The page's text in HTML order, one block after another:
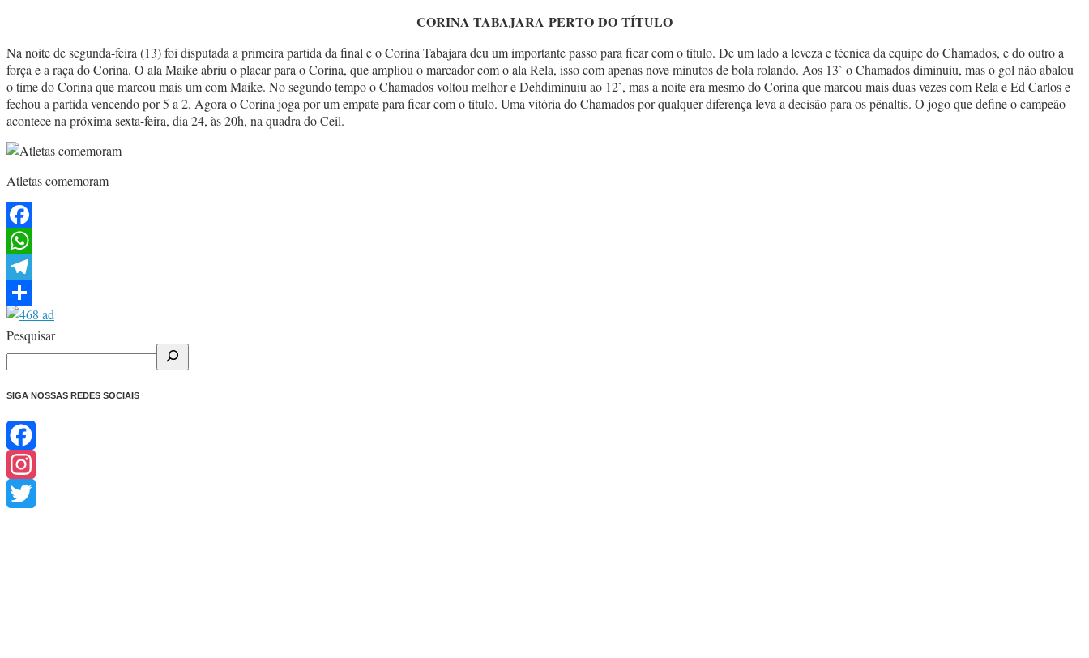
CORINA TABAJARA PERTO DO TÍTULO
Na noite de segunda-feira (13) foi disputada a primeira partida da final e o Corina Tabajara deu um importante passo para ficar com o título. De um lado a leveza e técnica da equipe do Chamados, e do outro a
força e a raça do Corina. O ala Maike abriu o placar para o Corina, que ampliou o marcador com o ala Rela, isso com apenas nove minutos de bola rolando. Aos 13` o Chamados diminuiu, mas o gol não abalou
o time do Corina que marcou mais um com Maike. No segundo tempo o Chamados voltou melhor e Dehdiminuiu ao 12`, mas a noite era mesmo do Corina que marcou mais duas vezes com Rela e Ed Carlos e
fechou a partida vencendo por 5 a 2. Agora o Corina joga por um empate para ficar com o título. Uma vitória do Chamados por qualquer diferença leva a decisão para os pênaltis. O jogo que define o campeão
acontece na próxima sexta-feira, dia 24, às 20h, na quadra do Ceil.
Atletas comemoram
Facebook
WhatsApp
Telegram
Share
Pesquisar
SIGA NOSSAS REDES SOCIAIS
Facebook
Instagram